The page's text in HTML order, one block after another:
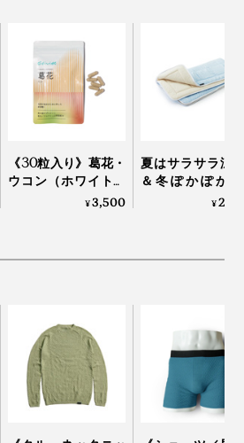
ポケット下、レディスは左足のふ
く。足首は切り替えて二重仕立て
《30粒入り》葛花・
ウコン（ホワイトク
ルクミン）・すっぽ
¥3,500
夏はサラサラ涼
＆冬ぽかぽか
い、敷くだけ「
¥